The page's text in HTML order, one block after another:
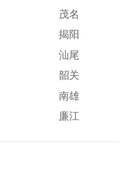
茂名
揭阳
汕尾
韶关
南雄
廉江